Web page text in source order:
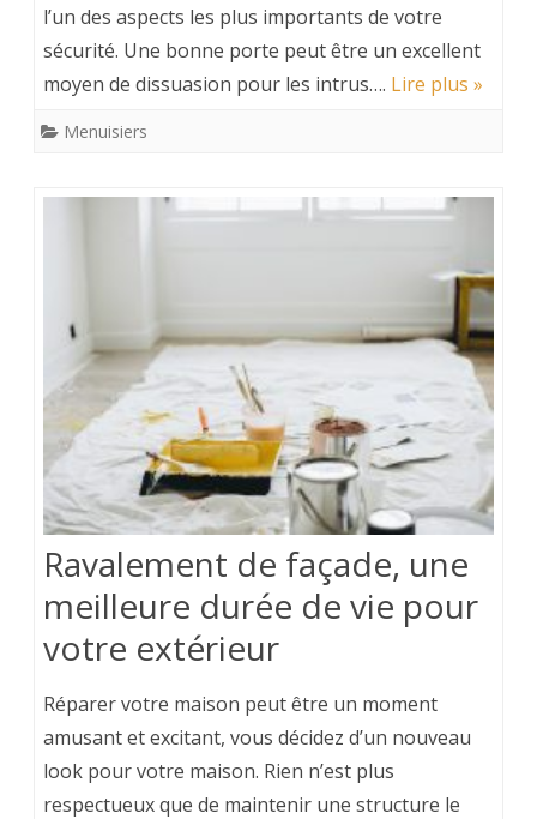
l’un des aspects les plus importants de votre
sécurité. Une bonne porte peut être un excellent
moyen de dissuasion pour les intrus…. Lire plus »
Menuisiers
Ravalement de façade, une
meilleure durée de vie pour
votre extérieur
Réparer votre maison peut être un moment
amusant et excitant, vous décidez d’un nouveau
look pour votre maison. Rien n’est plus
respectueux que de maintenir une structure le